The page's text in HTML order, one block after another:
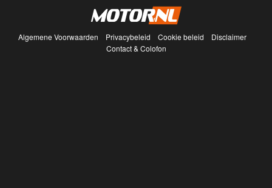
Algemene Voorwaarden Privacybeleid Cookie beleid
Disclaimer
Contact & Colofon